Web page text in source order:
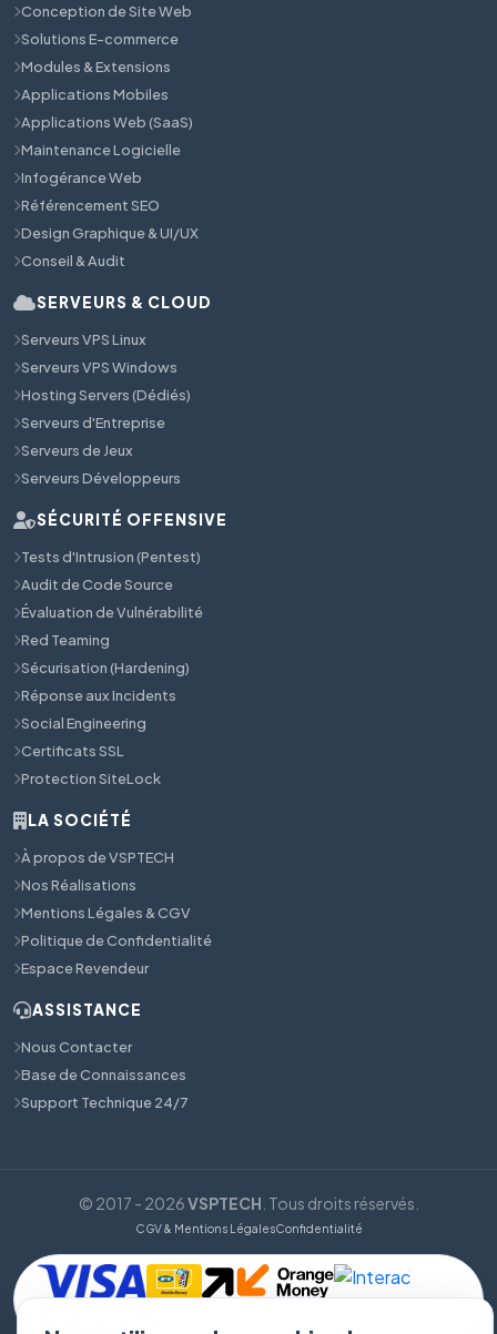
Conception de Site Web
Solutions E-commerce
Modules & Extensions
Applications Mobiles
Applications Web (SaaS)
Maintenance Logicielle
Infogérance Web
Référencement SEO
Design Graphique & UI/UX
Conseil & Audit
SERVEURS & CLOUD
Serveurs VPS Linux
Serveurs VPS Windows
Hosting Servers (Dédiés)
Serveurs d'Entreprise
Serveurs de Jeux
Serveurs Développeurs
SÉCURITÉ OFFENSIVE
Tests d'Intrusion (Pentest)
Audit de Code Source
Évaluation de Vulnérabilité
Red Teaming
Sécurisation (Hardening)
Réponse aux Incidents
Social Engineering
Certificats SSL
Protection SiteLock
LA SOCIÉTÉ
À propos de VSPTECH
Nos Réalisations
Mentions Légales & CGV
Politique de Confidentialité
Espace Revendeur
ASSISTANCE
Nous Contacter
Base de Connaissances
Support Technique 24/7
© 2017 - 2026VSPTECH . Tous droits réservés.
CGV & Mentions LégalesConfidentialité